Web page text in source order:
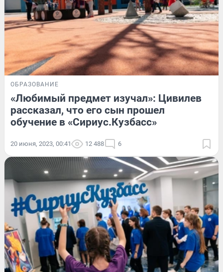
ОБРАЗОВАНИЕ
«Любимый предмет изучал»: Цивилев
рассказал, что его сын прошел
обучение в «Сириус.Кузбасс»
20 июня, 2023, 00:41 12 488 6